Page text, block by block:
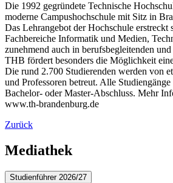
Die 1992 gegründete Technische
moderne Campushochschule mit Sitz in
Das Lehrangebot der Hochschule erstreckt
Fachbereiche Informatik und Medien,
zunehmend auch in berufsbegleitenden
THB fördert besonders die Möglichkeit
Die rund 2.700 Studierenden werden von
und Professoren betreut. Alle
Bachelor- oder Master-Abschluss. Mehr
www.th-brandenburg.de
Zurück
Mediathek
Studienführer 2026/27